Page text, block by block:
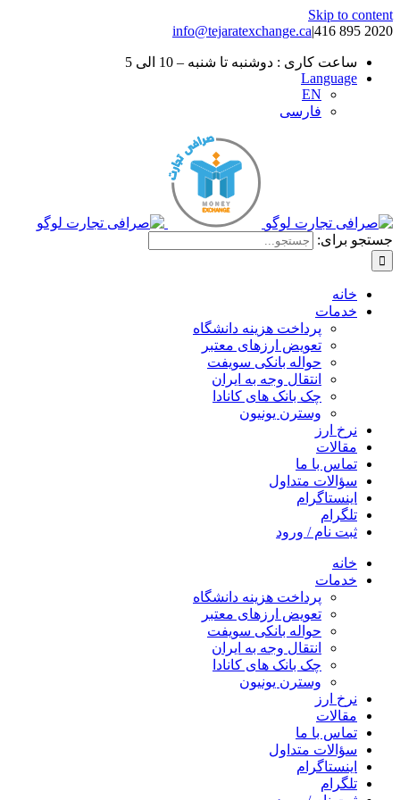
Skip to content
2020 895 416
|
info@tejaratexchange.ca
ساعت کاری : دوشنبه تا شنبه – 10 الی 5
Language
EN
فارسی
جستجو برای:
خانه
خدمات
پرداخت هزینه دانشگاه
تعویض ارزهای معتبر
حواله بانکی سویفت
انتقال وجه به ایران
چک بانک های کانادا
وسترن یونیون
نرخ ارز
مقالات
تماس با ما
سؤالات متداول
اینستاگرام
تلگرام
ثبت نام / ورود
خانه
خدمات
پرداخت هزینه دانشگاه
تعویض ارزهای معتبر
حواله بانکی سویفت
انتقال وجه به ایران
چک بانک های کانادا
وسترن یونیون
نرخ ارز
مقالات
تماس با ما
سؤالات متداول
اینستاگرام
تلگرام